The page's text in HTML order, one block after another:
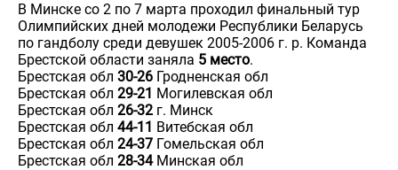
В Минске со 2 по 7 марта проходил финальный тур
Олимпийских дней молодежи Республики Беларусь
по гандболу среди девушек 2005-2006 г. р. Команда
Брестской области заняла 5 место.
Брестская обл 30-26 Гродненская обл
Брестская обл 29-21 Могилевская обл
Брестская обл 26-32 г. Минск
Брестская обл 44-11 Витебская обл
Брестская обл 24-37 Гомельская обл
Брестская обл 28-34Минская обл